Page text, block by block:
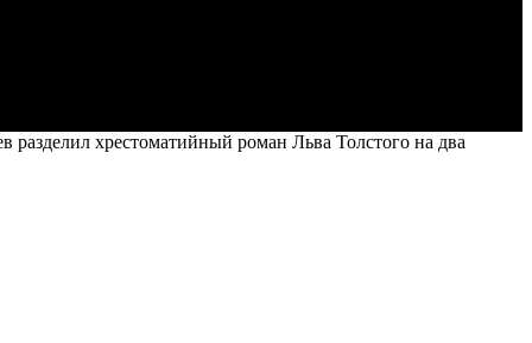
хрестоматийный роман Льва Толстого на два